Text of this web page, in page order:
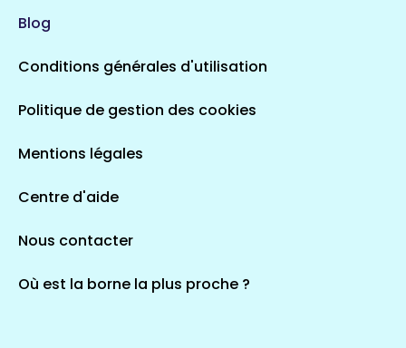
Blog
Conditions générales d'utilisation
Politique de gestion des cookies
Mentions légales
Centre d'aide
Nous contacter
Où est la borne la plus proche ?